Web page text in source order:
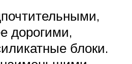
дорогими,
блоки.